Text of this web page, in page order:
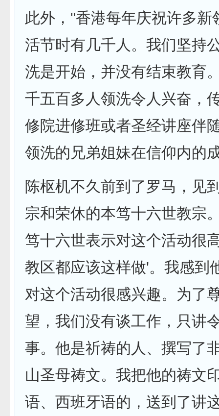
此外，"香港每年庆祝许多新
活节时有几千人。我们坚持
洗是开始，并没有结束教育
千五百多人领洗令人兴奋，
修院进修班或者圣经讲座伴
领洗的兄弟姐妹在信仰内的
陈枢机不久前到了罗马，见
宗和荣休的本笃十六世教宗
笃十六世表示对这个活动很
教区都应该这样做'。我感到
对这个活动很感兴趣。为了
望，我们没有谈工作，只讲
事。他是祈祷的人、撰写了
山圣母祷文。我把他的祷文
语、西班牙语的，送到了讲